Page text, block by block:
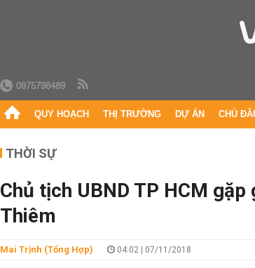
0975798489
QUY HOẠCH THỊ TRƯỜNG DỰ ÁN CHỦ
THỜI SỰ
Chủ tịch UBND TP HCM gặp
Thiêm
Mai Trịnh (Tổng Hợp) 04:02 | 07/11/2018